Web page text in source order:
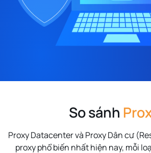
So sánh
Proxy Datacenter và Proxy Dân cư
proxy phổ biến nhất hiện nay, mỗi